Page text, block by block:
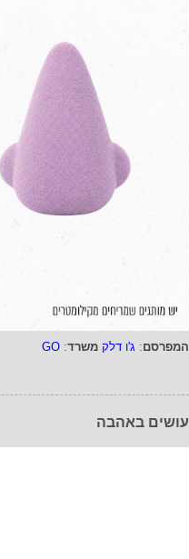
המפרסם: ג'ו דלק משרד:
GO
עושים באהבה